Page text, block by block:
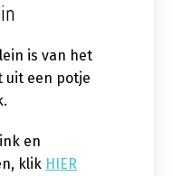
is van het
uit een potje
en
klik HIER